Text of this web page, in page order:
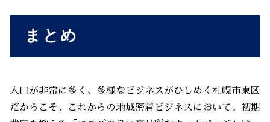
まとめ
人口が非常に多く、多様なビジネスがひしめく札幌市東区
だからこそ、これからの地域密着ビジネスにおいて、初期